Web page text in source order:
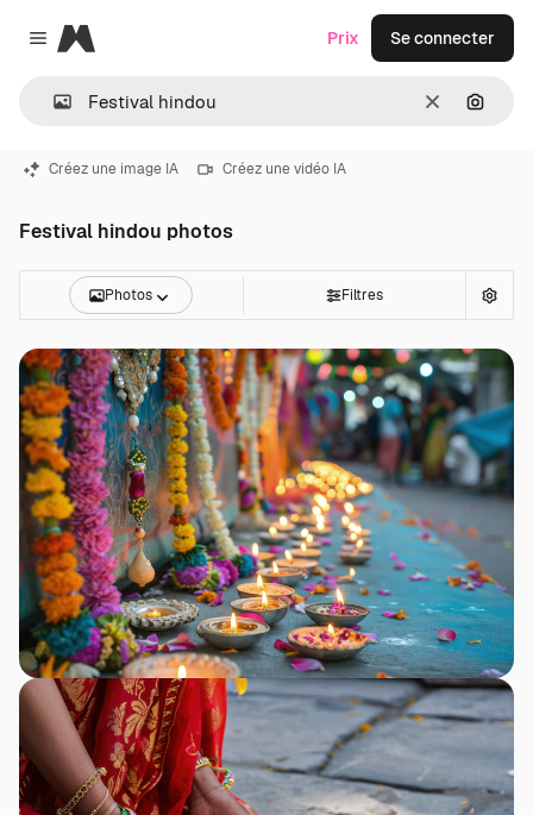
Close menu
Magnific
Effacer
Prix Se connecter
Créez une image IA Créez une vidéo IA
Festival hindou photos
Photos Filtres